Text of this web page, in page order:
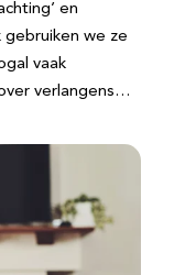
en
gebruiken we ze
vaak
verlangens…